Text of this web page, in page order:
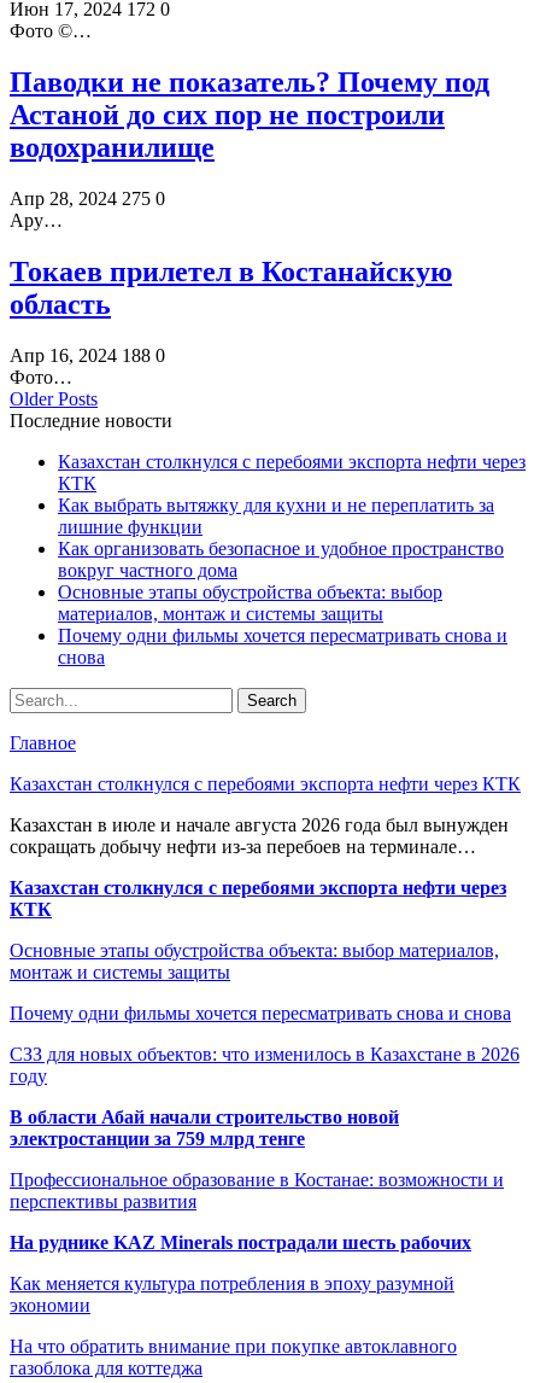
Июн 17, 2024 172 0
Фото ©️…
Паводки не показатель? Почему под
Астаной до сих пор не построили
водохранилище
Апр 28, 2024 275 0
Ару…
Токаев прилетел в Костанайскую
область
Апр 16, 2024 188 0
Фото…
Older Posts
Последние новости
Казахстан столкнулся с перебоями экспорта нефти через
КТК
Как выбрать вытяжку для кухни и не переплатить за
лишние функции
Как организовать безопасное и удобное пространство
вокруг частного дома
Основные этапы обустройства объекта: выбор
материалов, монтаж и системы защиты
Почему одни фильмы хочется пересматривать снова и
снова
Главное
Казахстан столкнулся с перебоями экспорта нефти через КТК
Казахстан в июле и начале августа 2026 года был вынужден
сокращать добычу нефти из-за перебоев на терминале…
Казахстан столкнулся с перебоями экспорта нефти через
КТК
Основные этапы обустройства объекта: выбор материалов,
монтаж и системы защиты
Почему одни фильмы хочется пересматривать снова и снова
СЗЗ для новых объектов: что изменилось в Казахстане в 2026
году
В области Абай начали строительство новой
электростанции за 759 млрд тенге
Профессиональное образование в Костанае: возможности и
перспективы развития
На руднике KAZ Minerals пострадали шесть рабочих
Как меняется культура потребления в эпоху разумной
экономии
На что обратить внимание при покупке автоклавного
газоблока для коттеджа